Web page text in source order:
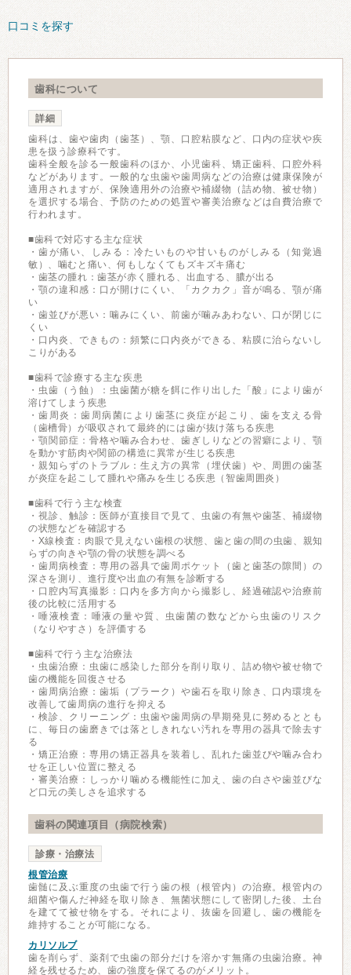
口コミを探す
歯科について
詳細
歯科は、歯や歯肉（歯茎）、顎、口腔粘膜など、口内の症状や疾
患を扱う診療科です。
歯科全般を診る一般歯科のほか、小児歯科、矯正歯科、口腔外科
などがあります。一般的な虫歯や歯周病などの治療は健康保険が
適用されますが、保険適用外の治療や補綴物（詰め物、被せ物）
を選択する場合、予防のための処置や審美治療などは自費治療で
行われます。
■歯科で対応する主な症状
・歯が痛い、しみる：冷たいものや甘いものがしみる（知覚過
敏）、噛むと痛い、何もしなくてもズキズキ痛む
・歯茎の腫れ：歯茎が赤く腫れる、出血する、膿が出る
・顎の違和感：口が開けにくい、「カクカク」音が鳴る、顎が痛
い
・歯並びが悪い：噛みにくい、前歯が噛みあわない、口が閉じに
くい
・口内炎、できもの：頻繁に口内炎ができる、粘膜に治らないし
こりがある
■歯科で診療する主な疾患
・虫歯（う蝕）：虫歯菌が糖を餌に作り出した「酸」により歯が
溶けてしまう疾患
・歯周炎：歯周病菌により歯茎に炎症が起こり、歯を支える骨
（歯槽骨）が吸収されて最終的には歯が抜け落ちる疾患
・顎関節症：骨格や噛み合わせ、歯ぎしりなどの習癖により、顎
を動かす筋肉や関節の構造に異常が生じる疾患
・親知らずのトラブル：生え方の異常（埋伏歯）や、周囲の歯茎
が炎症を起こして腫れや痛みを生じる疾患（智歯周囲炎）
■歯科で行う主な検査
・視診、触診：医師が直接目で見て、虫歯の有無や歯茎、補綴物
の状態などを確認する
・X線検査：肉眼で見えない歯根の状態、歯と歯の間の虫歯、親知
らずの向きや顎の骨の状態を調べる
・歯周病検査：専用の器具で歯周ポケット（歯と歯茎の隙間）の
深さを測り、進行度や出血の有無を診断する
・口腔内写真撮影：口内を多方向から撮影し、経過確認や治療前
後の比較に活用する
・唾液検査：唾液の量や質、虫歯菌の数などから虫歯のリスク
（なりやすさ）を評価する
■歯科で行う主な治療法
・虫歯治療：虫歯に感染した部分を削り取り、詰め物や被せ物で
歯の機能を回復させる
・歯周病治療：歯垢（プラーク）や歯石を取り除き、口内環境を
改善して歯周病の進行を抑える
・検診、クリーニング：虫歯や歯周病の早期発見に努めるととも
に、毎日の歯磨きでは落としきれない汚れを専用の器具で除去す
る
・矯正治療：専用の矯正器具を装着し、乱れた歯並びや噛み合わ
せを正しい位置に整える
・審美治療：しっかり噛める機能性に加え、歯の白さや歯並びな
ど口元の美しさを追求する
歯科の関連項目（病院検索）
診療・治療法
根管治療
歯髄に及ぶ重度の虫歯で行う歯の根（根管内）の治療。根管内の
細菌や傷んだ神経を取り除き、無菌状態にして密閉した後、土台
を建てて被せ物をする。それにより、抜歯を回避し、歯の機能を
維持することが可能になる。
カリソルブ
歯を削らず、薬剤で虫歯の部分だけを溶かす無痛の虫歯治療。神
経を残せるため、歯の強度を保てるのがメリット。